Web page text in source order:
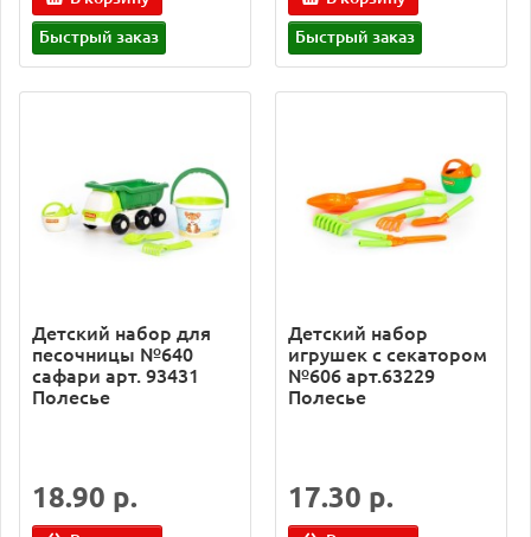
Быстрый заказ Быстрый заказ
Детский набор для
песочницы №640
сафари арт. 93431
Полесье
18.90 р.
Детский набор
игрушек с секатором
№606 арт.63229
Полесье
17.30 р.